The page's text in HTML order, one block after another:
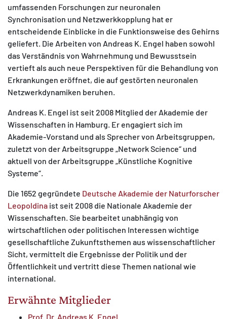
umfassenden Forschungen zur neuronalen
Synchronisation und Netzwerkkopplung hat er
entscheidende Einblicke in die Funktionsweise des Gehirns
geliefert. Die Arbeiten von Andreas K. Engel haben sowohl
das Verständnis von Wahrnehmung und Bewusstsein
vertieft als auch neue Perspektiven für die Behandlung von
Erkrankungen eröffnet, die auf gestörten neuronalen
Netzwerkdynamiken beruhen.
Andreas K. Engel ist seit 2008 Mitglied der Akademie der
Wissenschaften in Hamburg. Er engagiert sich im
Akademie-Vorstand und als Sprecher von Arbeitsgruppen,
zuletzt von der Arbeitsgruppe „Network Science“ und
aktuell von der Arbeitsgruppe „Künstliche Kognitive
Systeme“.
Die 1652 gegründete Deutsche Akademie der Naturforscher
Leopoldina ist seit 2008 die Nationale Akademie der
Wissenschaften. Sie bearbeitet unabhängig von
wirtschaftlichen oder politischen Interessen wichtige
gesellschaftliche Zukunftsthemen aus wissenschaftlicher
Sicht, vermittelt die Ergebnisse der Politik und der
Öffentlichkeit und vertritt diese Themen national wie
international.
Erwähnte Mitglieder
Prof. Dr. Andreas K. Engel